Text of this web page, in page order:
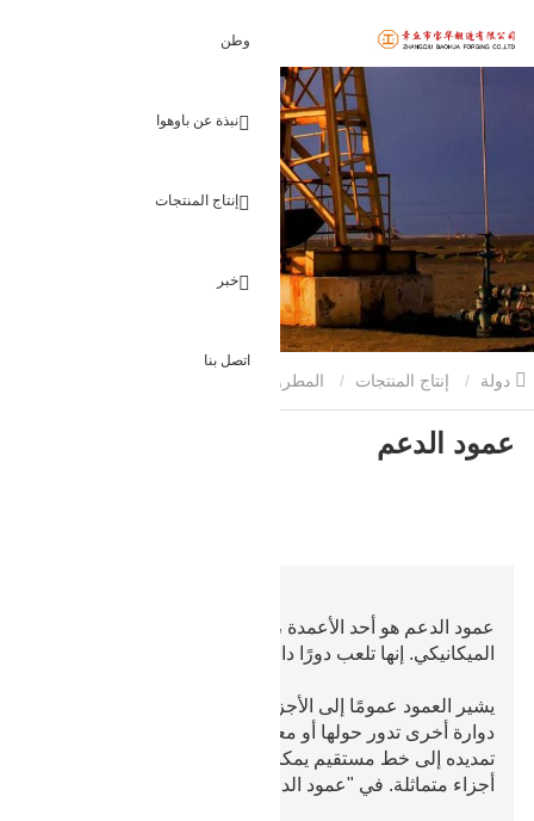
وطن
نبذة عن باوهوا
إنتاج المنتجات
خبر
اتصل بنا
إنتاج المنتجات المطروقات الهيدروميكانيكية
عمود الدعم
عمود الدعم هو أحد الأعمدة ، لذا فهو يشير أيضًا إلى الجزء
الميكانيكي. إنها تلعب دورًا داعمًا وتحديدًا.
يشير العمود عمومًا إلى الأجزاء الأسطوانية. عجلة أو آلة
دوارة أخرى تدور حولها أو معها. وفقًا لتعريف المحور ، يمكن
تمديده إلى خط مستقيم يمكنه تقسيم مستوى أو صلب إلى
أجزاء متماثلة. في "عمود الدعم" ، خذ معناها الأصلي.